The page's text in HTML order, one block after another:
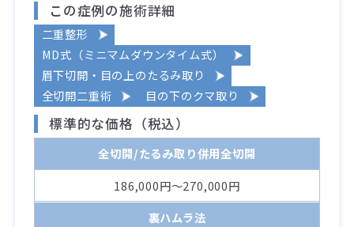
この症例の施術詳細
二重整形
MD式（ミニマムダウンタイム式）
眉下切開・目の上のたるみ取り
全切開二重術
目の下のクマ取り
標準的な価格（税込）
全切開/たるみ取り併用全切開
186,000円～270,000円
裏ハムラ法